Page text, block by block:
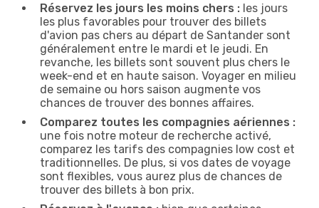
Réservez les jours les moins chers : les jours
les plus favorables pour trouver des billets
d'avion pas chers au départ de Santander sont
généralement entre le mardi et le jeudi. En
revanche, les billets sont souvent plus chers le
week-end et en haute saison. Voyager en milieu
de semaine ou hors saison augmente vos
chances de trouver des bonnes affaires.
Comparez toutes les compagnies aériennes :
une fois notre moteur de recherche activé,
comparez les tarifs des compagnies low cost et
traditionnelles. De plus, si vos dates de voyage
sont flexibles, vous aurez plus de chances de
trouver des billets à bon prix.